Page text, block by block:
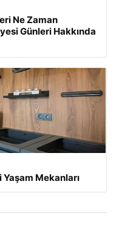
Ne Zaman
Günleri Hakkında
Mekanları